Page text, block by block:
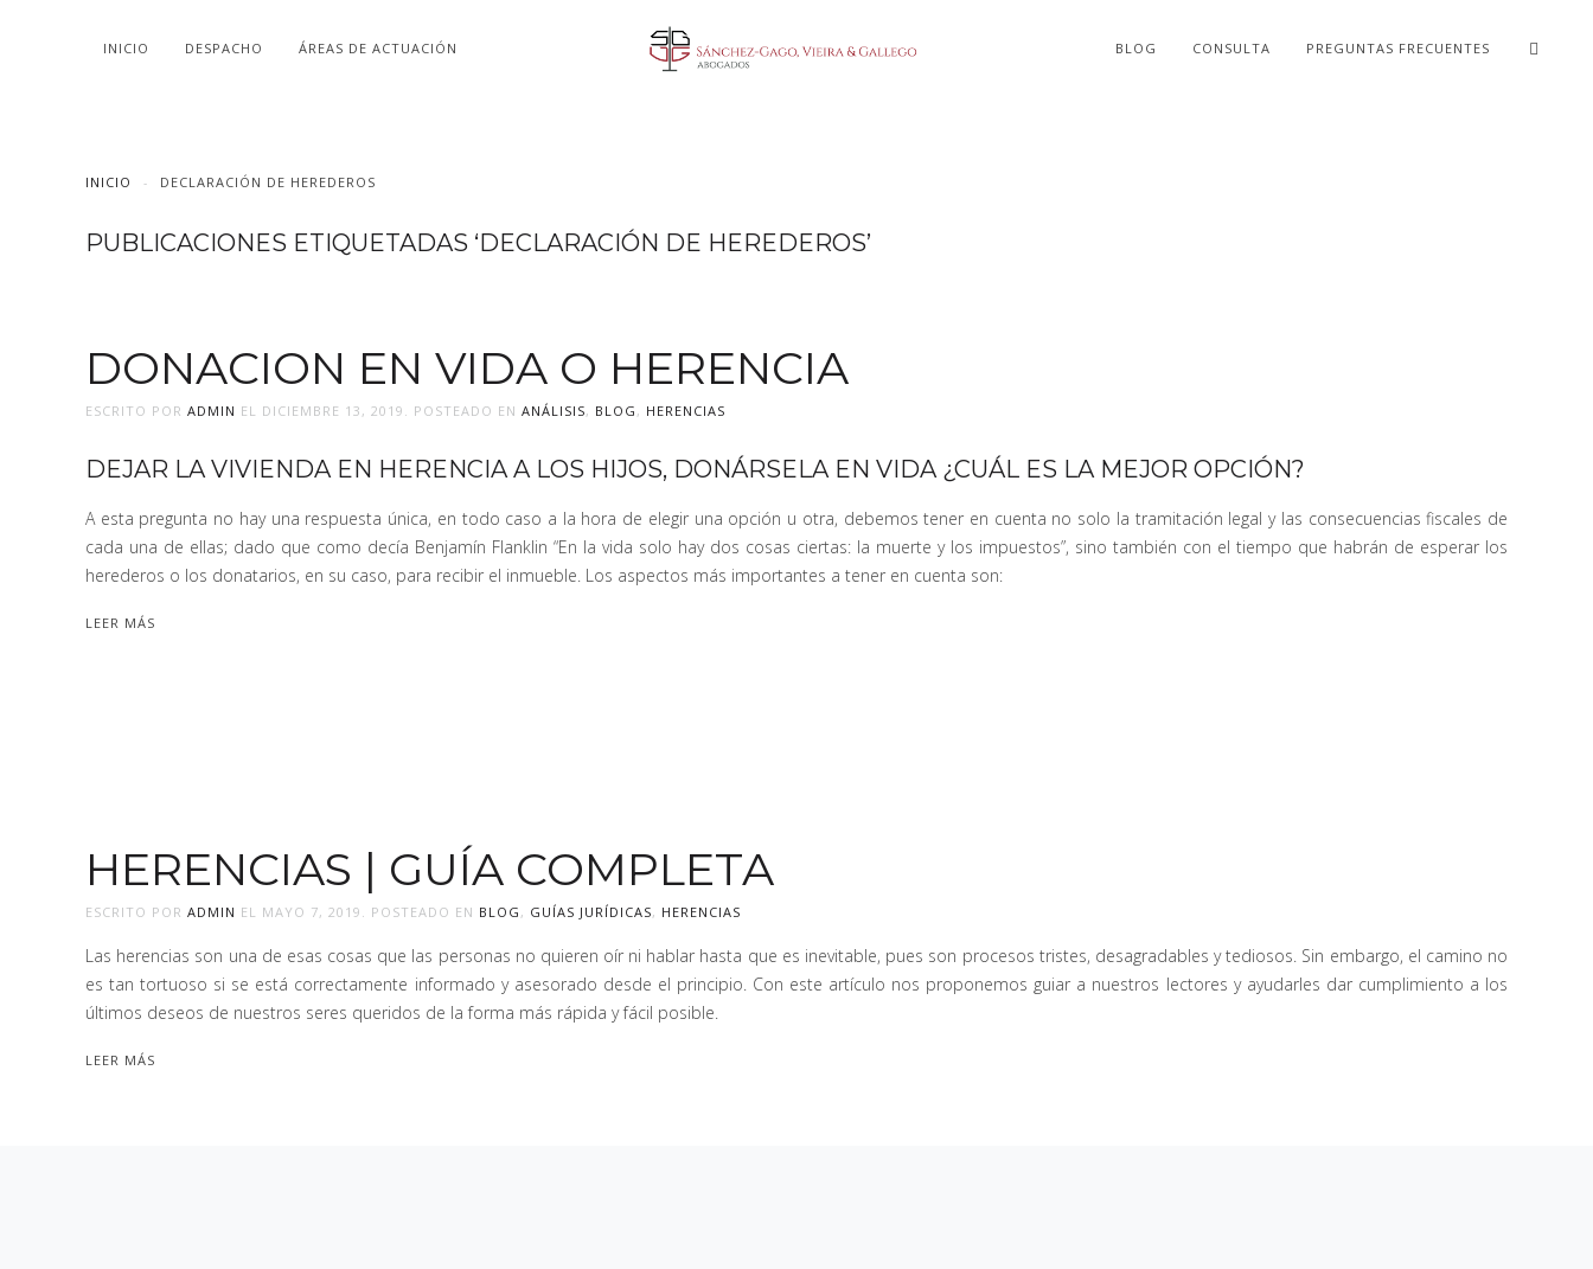
INICIO DESPACHO ÁREAS DE ACTUACIÓN BLOG CONSULTA PREGUNTAS FRECUENTES
INICIO DECLARACIÓN DE HEREDEROS
PUBLICACIONES ETIQUETADAS ‘DECLARACIÓN DE HEREDEROS’
DONACION EN VIDA O HERENCIA
ESCRITO POR ADMIN EL DICIEMBRE 13, 2019 . POSTEADO EN ANÁLISIS, BLOG , HERENCIAS
DEJAR LA VIVIENDA EN HERENCIA A LOS HIJOS, DONÁRSELA EN VIDA ¿CUÁL ES LA MEJOR OPCIÓN?
A esta pregunta no hay una respuesta única, en todo caso a la hora de elegir una opción u otra, debemos tener en cuenta no solo la tramitación legal y las consecuencias fiscales de
cada una de ellas; dado que como decía Benjamín Flanklin “En la vida solo hay dos cosas ciertas: la muerte y los impuestos”, sino también con el tiempo que habrán de esperar los
herederos o los donatarios, en su caso, para recibir el inmueble. Los aspectos más importantes a tener en cuenta son:
LEER MÁS
HERENCIAS | GUÍA COMPLETA
ESCRITO POR ADMIN EL MAYO 7, 2019 . POSTEADO EN BLOG , GUÍAS JURÍDICAS, HERENCIAS
Las herencias son una de esas cosas que las personas no quieren oír ni hablar hasta que es inevitable, pues son procesos tristes, desagradables y tediosos. Sin embargo, el camino no
es tan tortuoso si se está correctamente informado y asesorado desde el principio. Con este artículo nos proponemos guiar a nuestros lectores y ayudarles dar cumplimiento a los
últimos deseos de nuestros seres queridos de la forma más rápida y fácil posible.
LEER MÁS